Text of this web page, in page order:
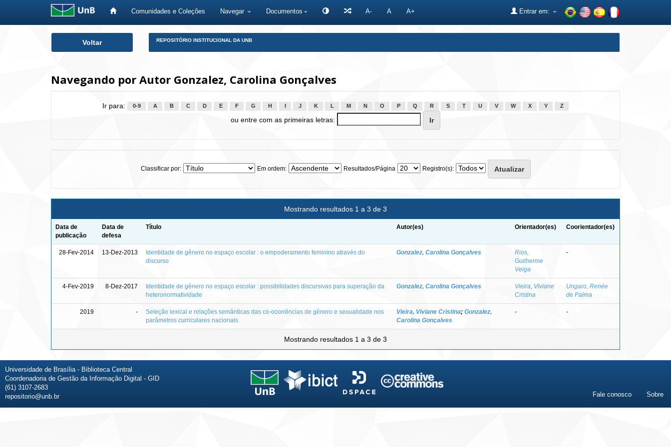
Comunidades e Coleções Navegar Documentos A- A A+ Entrar em:
Voltar REPOSITÓRIO INSTITUCIONAL DA UNB
Navegando por Autor Gonzalez, Carolina Gonçalves
Ir para: 0-9 A B C D E F G H J K L M N O P Q R S T U V W X Y Z
ou entre com as primeiras letras:
Classificar por: Em ordem: Resultados/Página Registro(s):
Mostrando resultados 1 a 3 de 3
Data de
publicação
Data de
defesa
Título Autor(es) Orientador(es) Coorientador(es)
28-Fev-2014 13-Dez-2013
Identidade de gênero no espaço escolar : o empoderamento feminino através do
discurso
Gonzalez, Carolina Gonçalves
Rios,
Guilherme
Veiga
-
4-Fev-2019 8-Dez-2017
Identidade de gênero no espaço escolar : possibilidades discursivas para superação da
heteronormatividade
Gonzalez, Carolina Gonçalves
Vieira, Viviane
Cristina
Ungaro, Renée
de Palma
2019 -
Seleção lexical e relações semânticas das co-ocorrências de gênero e sexualidade nos
parâmetros curriculares nacionais
Vieira, Viviane Cristina; Gonzalez,
Carolina Gonçalves
- -
Mostrando resultados 1 a 3 de 3
Universidade de Brasília - Biblioteca Central
Coordenadoria de Gestão da Informação Digital - GID
(61) 3107-2683
repositorio@unb.br
Fale conosco Sobre